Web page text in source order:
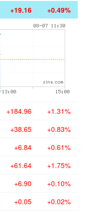
+19.16 +0.49%
+184.96 +1.31%
+38.65 +0.83%
+6.84 +0.61%
+61.64 +1.75%
+6.90 +0.10%
+0.05 +0.02%